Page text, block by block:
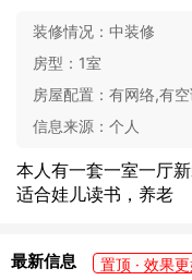
装修情况： 中装修
房型： 1室
房屋配置： 有网络,有
信息来源： 个人
本人有一套一室一厅
适合娃儿读书，养老
最新信息 置顶 · 效果